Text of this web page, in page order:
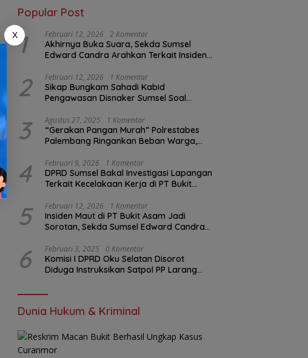
Popular Post
1 Februari 12, 2026 2 Komentar
Akhirnya Buka Suara, Sekda Sumsel
Edward Candra Arahkan Terkait Insiden
2 Februari 12, 2026 1 Komentar
Sikap Bungkam Sahadi Kabid
Pengawasan Disnaker Sumsel Soal
Pengawasan K3?
3 Agustus 27, 2025 1 Komentar
“Gerakan Pangan Murah” Polrestabes
Palembang Ringankan Beban Warga,
4 Februari 9, 2026 1 Komentar
DPRD Sumsel Bakal Investigasi Lapangan
Terkait Kecelakaan Kerja di PT Bukit
5 Februari 12, 2026 1 Komentar
Insiden Maut di PT Bukit Asam Jadi
Sorotan, Sekda Sumsel Edward Candra
6 Februari 3, 2025 0 Komentar
Komisi I DPRD Oku Selatan Disorot
Diduga Instruksikan Satpol PP Larang
Dunia Hukum & Kriminal
X